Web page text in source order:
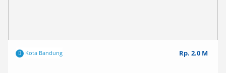
Kota Bandung Rp. 2.0 M